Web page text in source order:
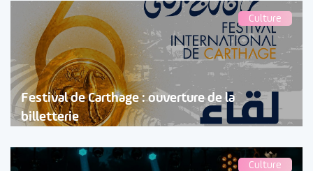
Culture
Festival de Carthage : ouverture de la
billetterie
Culture